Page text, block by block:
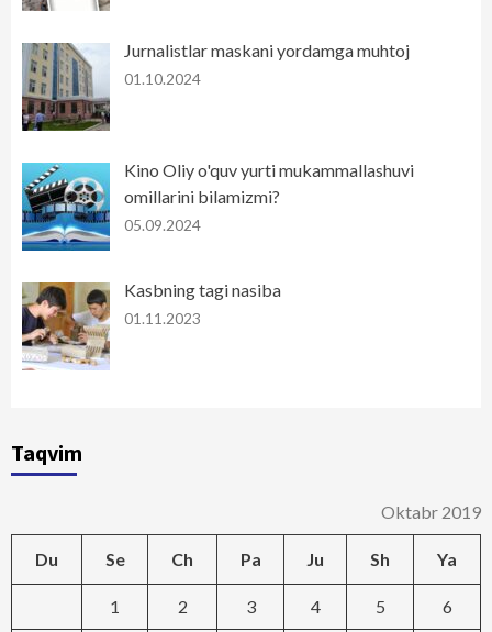
Jurnalistlar maskani yordamga muhtoj
01.10.2024
Kino Oliy o'quv yurti mukammallashuvi
omillarini bilamizmi?
05.09.2024
Kasbning tagi nasiba
01.11.2023
Taqvim
Oktabr 2019
Du Se Ch Pa Ju Sh Ya
1 2 3 4 5 6